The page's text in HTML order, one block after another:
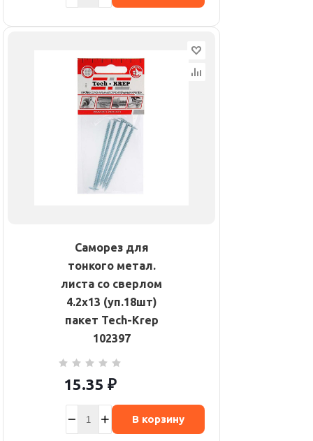
Саморез для
тонкого метал.
листа со сверлом
4.2х13 (уп.18шт)
пакет Tech-Krep
102397
15.35 ₽
В корзину